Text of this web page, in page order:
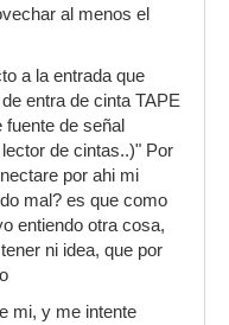
al menos el
a la entrada que
entra de cinta TAPE
fuente de señal
de cintas..)" Por
por ahi mi
mal? es que como
entiendo otra cosa,
ni idea, que por
mi, y me intente